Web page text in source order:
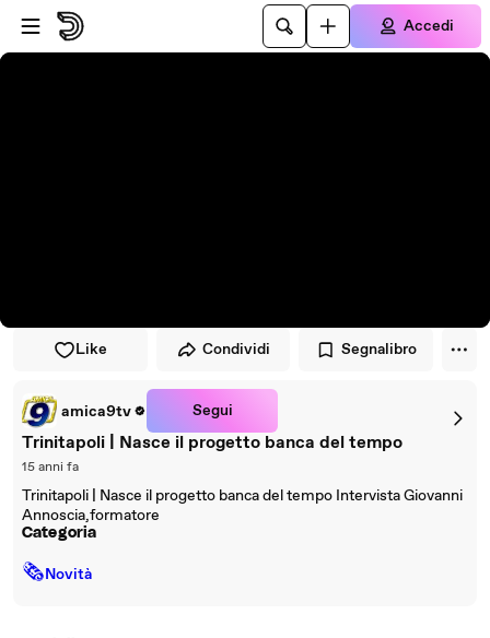
Vai al lettore
Passa al contenuto principale
Accedi
Like Condividi Segnalibro
amica9tv Segui
Trinitapoli | Nasce il progetto banca del tempo
15 anni fa
Trinitapoli | Nasce il progetto banca del tempo Intervista Giovanni
Annoscia,formatore
Categoria
🗞Novità